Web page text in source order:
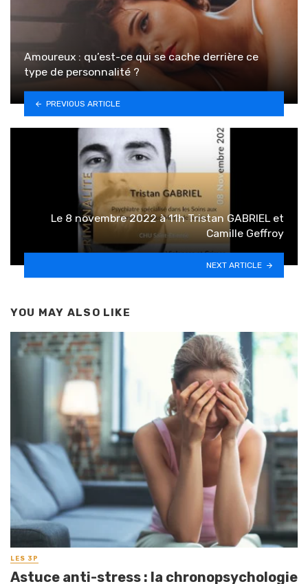
Amoureux : qu’est-ce qui se cache derrière ce
type de personnalité ?
PREVIOUS ARTICLE
Le 8 novembre 2022 à 11h Tristan GABRIEL et
Camille Geffroy
NEXT ARTICLE
YOU MAY ALSO LIKE
LES 3P
Astuce anti-stress : la chronopsychologie